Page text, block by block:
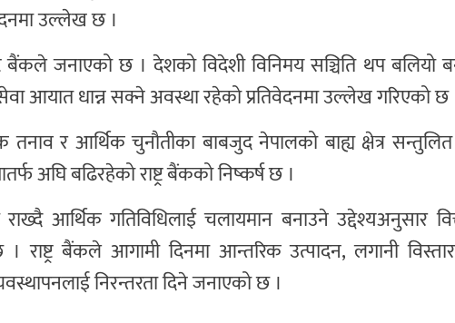
उल्लेख छ ।
बैंकले जनाएको छ । देशको विदेशी विनिमय सञ्चिति थप बलियो
आयात धान्न सक्ने अवस्था रहेको प्रतिवेदनमा उल्लेख गरिएको छ
तनाव र आर्थिक चुनौतीका बाबजुद नेपालको बाह्य क्षेत्र
अघि बढिरहेको राष्ट्र बैंकको निष्कर्ष छ ।
आर्थिक गतिविधिलाई चलायमान बनाउने उद्देश्यअनुसार
बैंकले आगामी दिनमा आन्तरिक उत्पादन, लगानी
निरन्तरता दिने जनाएको छ ।